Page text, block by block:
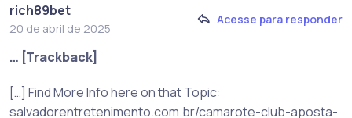
rich89bet
20 de abril de 2025
Acesse para responder
… [Trackback]
[…] Find More Info here on that Topic:
salvadorentretenimento.com.br/camarote-club-aposta-